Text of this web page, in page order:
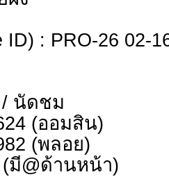
: PRO-26 02-
/ นัดชม
(ออมสิน)
(พลอย)
(มี@ด้านหน้า)